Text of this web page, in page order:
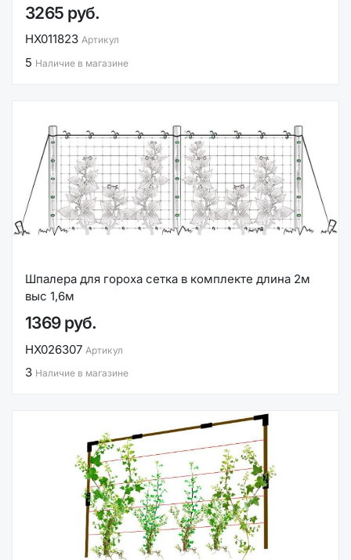
3265 руб.
НХ011823 Артикул
5 Наличие в магазине
Шпалера для гороха сетка в комплекте длина 2м
выс 1,6м
1369 руб.
НХ026307 Артикул
3 Наличие в магазине